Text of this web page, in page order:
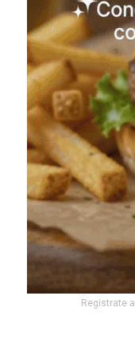
Registrate